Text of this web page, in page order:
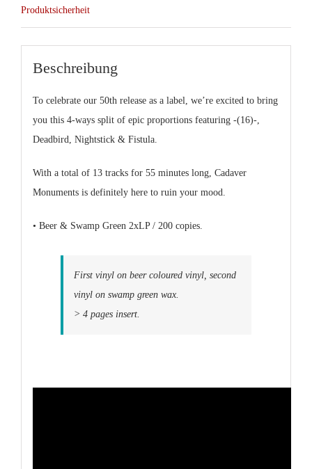
Produktsicherheit
Beschreibung
To celebrate our 50th release as a label, we’re excited to bring
you this 4-ways split of epic proportions featuring -(16)-,
Deadbird, Nightstick & Fistula.
With a total of 13 tracks for 55 minutes long, Cadaver
Monuments is definitely here to ruin your mood.
• Beer & Swamp Green 2xLP / 200 copies.
First vinyl on beer coloured vinyl, second
vinyl on swamp green wax.
> 4 pages insert.